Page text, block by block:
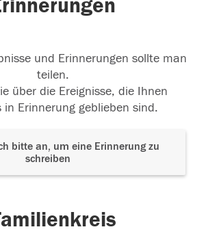
und Erinnerungen sollte man
teilen.
über die Ereignisse, die Ihnen
in Erinnerung geblieben sind.
bitte an, um eine Erinnerung zu
schreiben